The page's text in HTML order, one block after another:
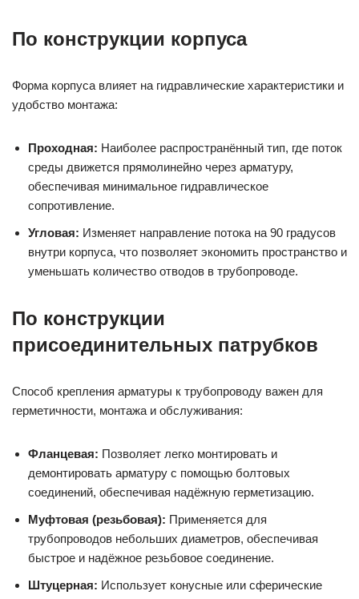
По конструкции корпуса
Форма корпуса влияет на гидравлические характеристики и
удобство монтажа:
Проходная: Наиболее распространённый тип, где поток
среды движется прямолинейно через арматуру,
обеспечивая минимальное гидравлическое
сопротивление.
Угловая: Изменяет направление потока на 90 градусов
внутри корпуса, что позволяет экономить пространство и
уменьшать количество отводов в трубопроводе.
По конструкции
присоединительных патрубков
Способ крепления арматуры к трубопроводу важен для
герметичности, монтажа и обслуживания:
Фланцевая: Позволяет легко монтировать и
демонтировать арматуру с помощью болтовых
соединений, обеспечивая надёжную герметизацию.
Муфтовая (резьбовая): Применяется для
трубопроводов небольших диаметров, обеспечивая
быстрое и надёжное резьбовое соединение.
Штуцерная: Использует конусные или сферические